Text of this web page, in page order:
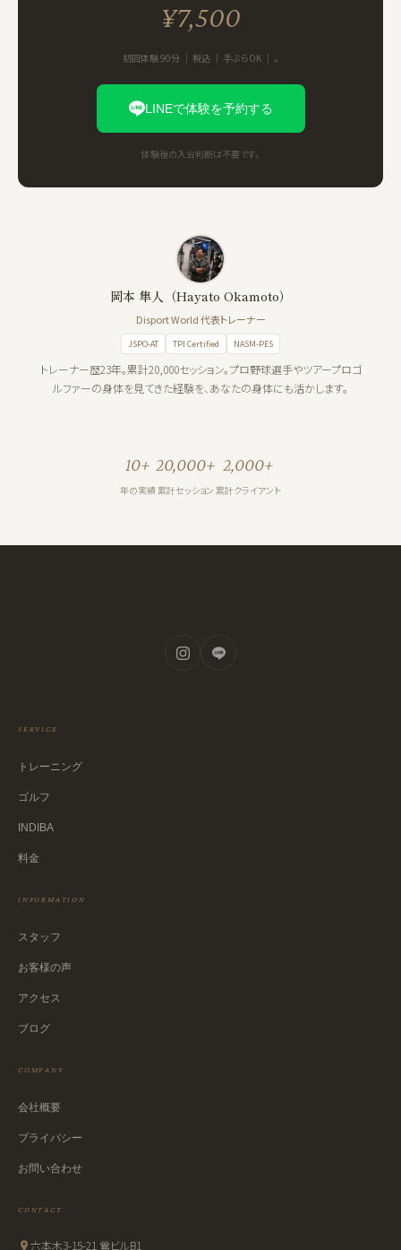
¥7,500
初回体験 90分 ｜ 税込 ｜ 手ぶらOK ｜ 。
LINEで体験を予約する
体験後の入会判断は不要です。
岡本 隼人（Hayato Okamoto）
Disport World 代表トレーナー
JSPO-AT TPI Certified NASM-PES
トレーナー歴23年。累計20,000セッション。プロ野球選手やツアープロゴ
ルファーの身体を見てきた経験を、あなたの身体にも活かします。
10+
年の実績
20,000+
累計セッション
2,000+
累計クライアント
SERVICE
トレーニング
ゴルフ
INDIBA
料金
INFORMATION
スタッフ
お客様の声
アクセス
ブログ
COMPANY
会社概要
プライバシー
お問い合わせ
CONTACT
六本木3-15-21 鶯ビルB1